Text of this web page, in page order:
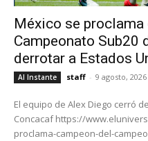
México se proclama
Campeonato Sub20
derrotar a Estados
Al Instante staff - 9 agosto, 2026
El equipo de Alex Diego cerró
Concacaf https://
proclama-campeon-del-